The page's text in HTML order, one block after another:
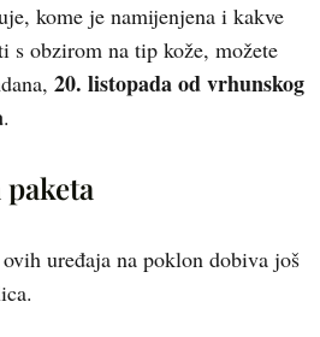
kome je namijenjena i kakve
s obzirom na tip kože, možete
20. listopada od vrhunskog
.
uređaja na poklon dobiva još